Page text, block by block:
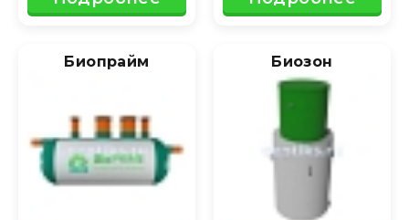
Биопрайм Биозон